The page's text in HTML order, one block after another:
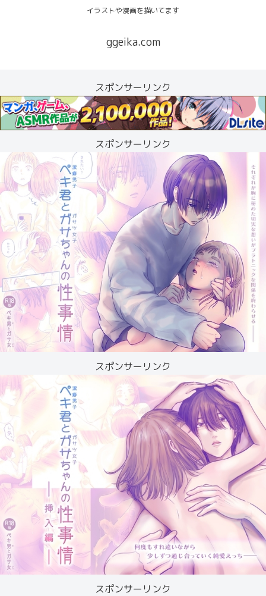
イラストや漫画を描いてます
ggeika.com
スポンサーリンク
スポンサーリンク
スポンサーリンク
スポンサーリンク